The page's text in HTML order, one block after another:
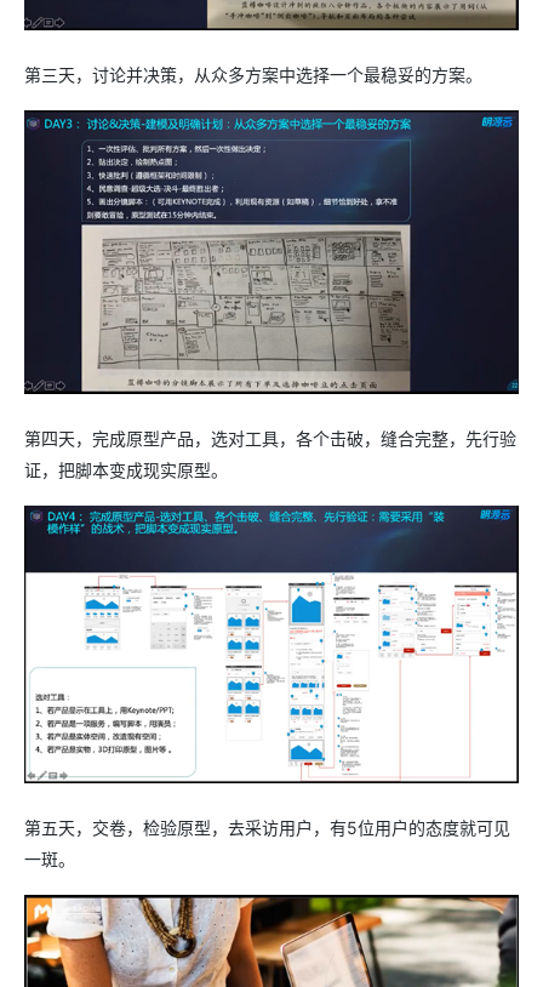
第三天，讨论并决策，从众多方案中选择一个最稳妥的方案。
第四天，完成原型产品，选对工具，各个击破，缝合完整，先行验
证，把脚本变成现实原型。
第五天，交卷，检验原型，去采访用户，有5位用户的态度就可见
一斑。